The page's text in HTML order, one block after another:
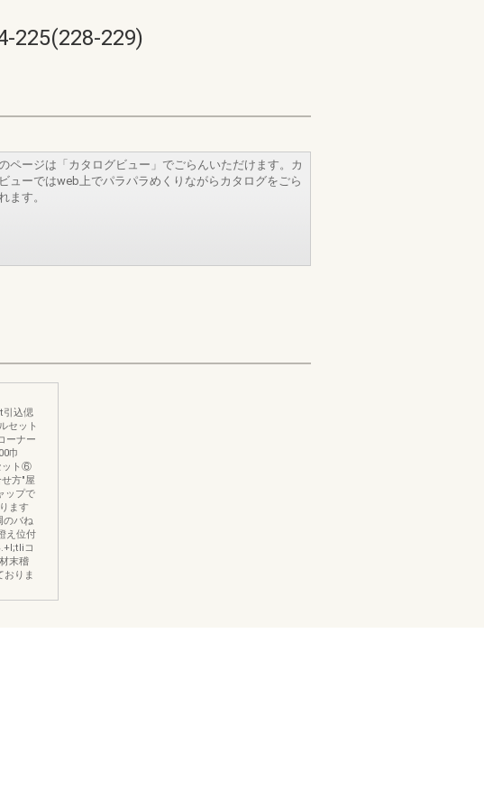
225(228-229)
ページは「カタログビュー」でごらんいただけます。カ
ューではweb上でパラパラめくりながらカタログをごら
ます。
引込偲
セット
ーナー
巾
ット⑥
方"屋
ップで
ます
のバね
え位付
コ
末稽
りま